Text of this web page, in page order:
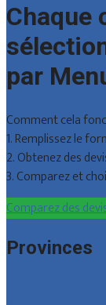
Chaque
par
Comment cela
1. Remplissez le
2. Obtenez des
3. Comparez et
Comparez des
Provinces